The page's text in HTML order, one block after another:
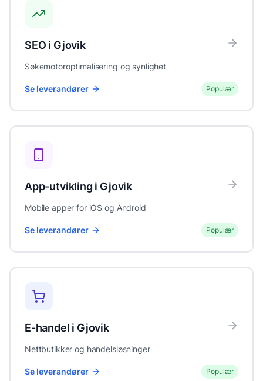
SEO i Gjovik
Søkemotoroptimalisering og synlighet
Se leverandører Populær
App-utvikling i Gjovik
Mobile apper for iOS og Android
Se leverandører Populær
E-handel i Gjovik
Nettbutikker og handelsløsninger
Se leverandører Populær